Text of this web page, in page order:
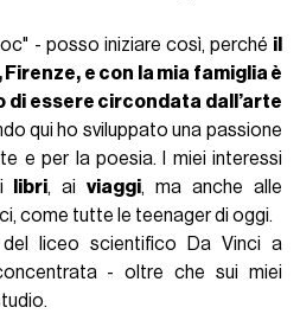
- posso iniziare così, perché il
e con la mia famiglia è
di essere circondata dall’arte
qui ho sviluppato una passione
e per la poesia. I miei interessi
libri, aiviaggi, ma anche alle
come tutte le teenager di oggi.
del liceo scientifico Da Vinci a
- oltre che sui miei